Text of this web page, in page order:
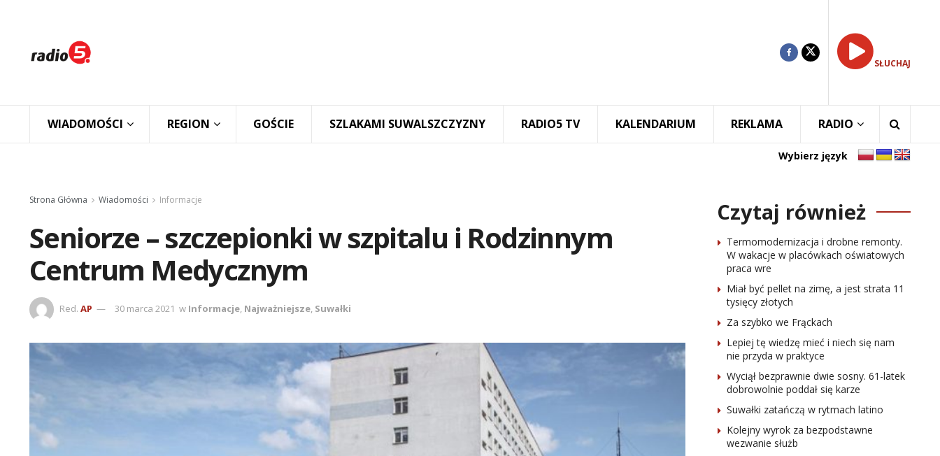
SŁUCHAJ
WIADOMOŚCI REGION GOŚCIE SZLAKAMI SUWALSZCZYZNY RADIO5 TV KALENDARIUM REKLAMA RADIO
Wybierz język
Strona Główna Wiadomości Informacje
Seniorze – szczepionki w szpitalu i Rodzinnym
Centrum Medycznym
Red. AP 30 marca 2021 w Informacje, Najważniejsze, Suwałki
Czytaj również
Termomodernizacja i drobne remonty.
W wakacje w placówkach oświatowych
praca wre
Miał być pellet na zimę, a jest strata 11
tysięcy złotych
Za szybko we Frąckach
Lepiej tę wiedzę mieć i niech się nam
nie przyda w praktyce
Wyciął bezprawnie dwie sosny. 61-latek
dobrowolnie poddał się karze
Suwałki zatańczą w rytmach latino
Kolejny wyrok za bezpodstawne
wezwanie służb